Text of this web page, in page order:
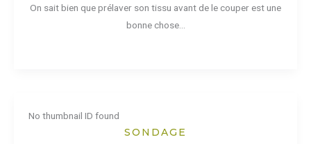
On sait bien que prélaver son tissu avant de le couper est une
bonne chose...
No thumbnail ID found
SONDAGE